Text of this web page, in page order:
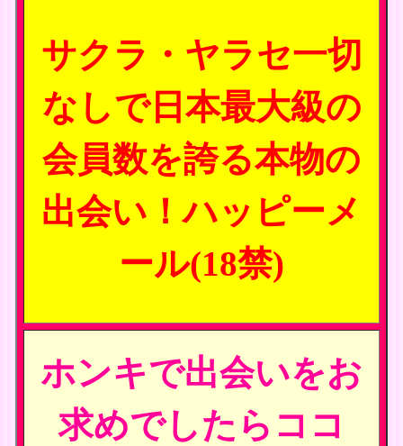
サクラ・ヤラセ一切
なしで日本最大級の
会員数を誇る本物の
出会い！ハッピーメ
ール(18禁)
ホンキで出会いをお
求めでしたらココ